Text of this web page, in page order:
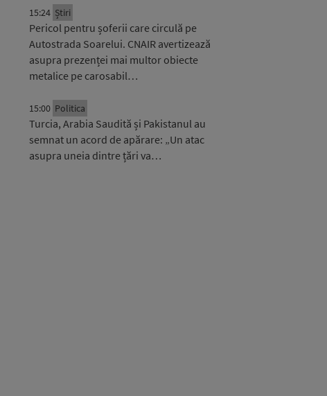
15:24 Știri
Pericol pentru șoferii care circulă pe
Autostrada Soarelui. CNAIR avertizează
asupra prezenței mai multor obiecte
metalice pe carosabil…
15:00 Politica
Turcia, Arabia Saudită și Pakistanul au
semnat un acord de apărare: „Un atac
asupra uneia dintre țări va…